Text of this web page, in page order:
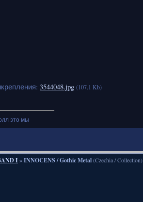
3544048.jpg (107.1 Kb)
это мы
I»INNOCENS / Gothic Metal(Czechia / Collection)